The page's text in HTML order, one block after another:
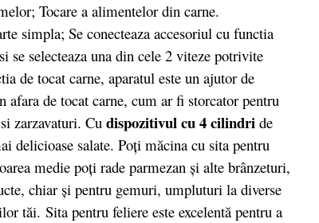
Tocare a alimentelor din carne.
simpla; Se conecteaza accesoriul cu functia
se selecteaza una din cele 2 viteze potrivite
de tocat carne, aparatul este un ajutor de
de tocat carne, cum ar fi storcator pentru
zarzavaturi. Cu dispozitivul cu 4 cilindri de
delicioase salate. Poți măcina cu sita pentru
medie poți rade parmezan și alte brânzeturi,
chiar și pentru gemuri, umpluturi la diverse
tăi. Sita pentru feliere este excelentă pentru a